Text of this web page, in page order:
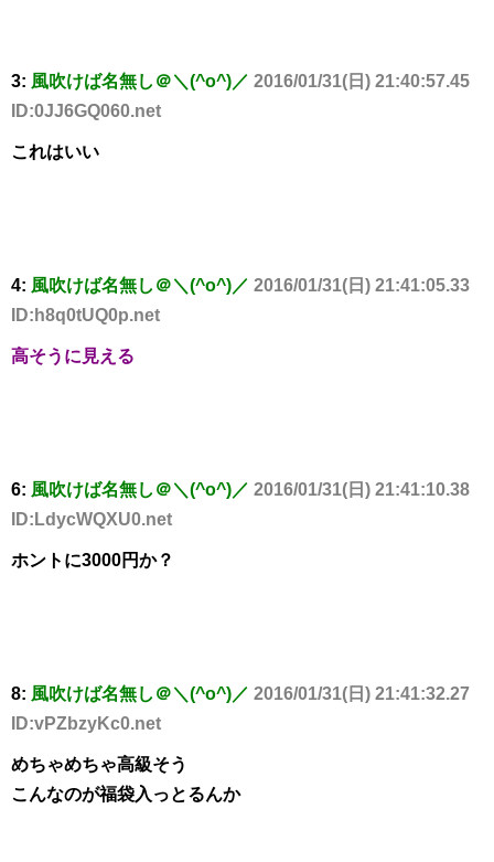
3: 風吹けば名無し＠＼(^o^)／ 2016/01/31(日) 21:40:57.45
ID:0JJ6GQ060.net
これはいい
4: 風吹けば名無し＠＼(^o^)／ 2016/01/31(日) 21:41:05.33
ID:h8q0tUQ0p.net
高そうに見える
6: 風吹けば名無し＠＼(^o^)／ 2016/01/31(日) 21:41:10.38
ID:LdycWQXU0.net
ホントに3000円か？
8: 風吹けば名無し＠＼(^o^)／ 2016/01/31(日) 21:41:32.27
ID:vPZbzyKc0.net
めちゃめちゃ高級そう
こんなのが福袋入っとるんか